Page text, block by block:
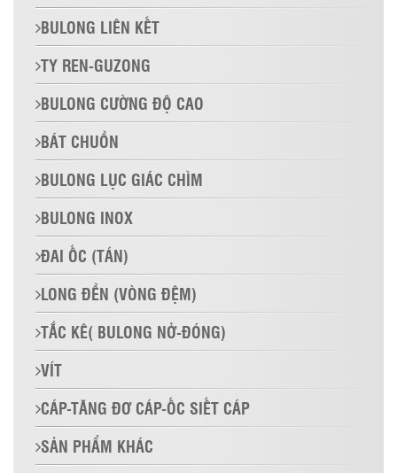
BULONG LIÊN KẾT
TY REN-GUZONG
BULONG CƯỜNG ĐỘ CAO
BÁT CHUỒN
BULONG LỤC GIÁC CHÌM
BULONG INOX
ĐAI ỐC (TÁN)
LONG ĐỀN (VÒNG ĐỆM)
TẮC KÊ( BULONG NỞ-ĐÓNG)
VÍT
CÁP-TĂNG ĐƠ CÁP-ỐC SIẾT CÁP
SẢN PHẨM KHÁC